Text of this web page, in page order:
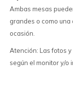
Ambas mesas
grandes o como
ocasión.
Atención: Las fotos
según el monitor y/o